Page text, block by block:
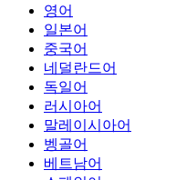
영어
일본어
중국어
네덜란드어
독일어
러시아어
말레이시아어
벵골어
베트남어